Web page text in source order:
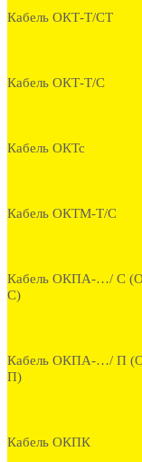
Кабель ОКТ-Т/СТ
Кабель ОКТ-Т/С
Кабель ОКТс
Кабель ОКТМ-Т/С
Кабель ОКПА-…/ С
С)
Кабель ОКПА-…/ П
П)
Кабель ОКПК